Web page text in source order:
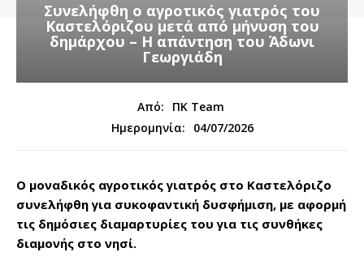
Συνελήφθη ο αγροτικός γιατρός του
Καστελόριζου μετά από μήνυση του
δημάρχου – Η απάντηση του Άδωνι
Γεωργιάδη
Από:
ΠΚ Team
Ημερομηνία:
04/07/2026
Ο μοναδικός αγροτικός γιατρός στο Καστελόριζο
συνελήφθη για συκοφαντική δυσφήμιση, με αφορμή
τις δημόσιες διαμαρτυρίες του για τις συνθήκες
διαμονής στο νησί.